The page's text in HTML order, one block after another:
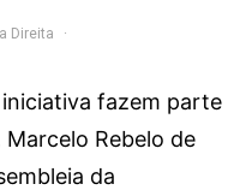
Direita
fazem parte
Rebelo de
da